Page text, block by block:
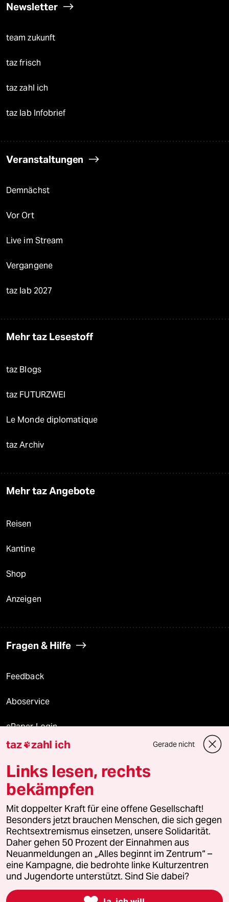
Newsletter
team zukunft
taz frisch
taz zahl ich
taz lab Infobrief
Veranstaltungen
Demnächst
Vor Ort
Live im Stream
Vergangene
taz lab 2027
Mehr taz Lesestoff
taz Blogs
taz FUTURZWEI
Le Monde diplomatique
taz Archiv
Mehr taz Angebote
Reisen
Kantine
Shop
Anzeigen
Fragen & Hilfe
Feedback
Aboservice
ePaper Login
Downloads für Abonnierende
© 2026 taz Verlags und Vertriebs GmbH
Alle Rechte vorbehalten. Bei rechtlichen Fragen oder für Genehmigungen
wenden Sie sich bitte an lizenzen@taz.de
Feedback Redaktionsstatut Kommune-Richtlinien
Leitlinie Informant Datenschutz Impressum AGB
Seitenwende Einwilligungen widerrufen (Ads)
taz zahl ich Gerade nicht
Links lesen, rechts
bekämpfen
Mit doppelter Kraft für eine offene Gesellschaft!
Besonders jetzt brauchen Menschen, die sich gegen
Rechtsextremismus einsetzen, unsere Solidarität.
Daher gehen 50 Prozent der Einnahmen aus
Neuanmeldungen an „Alles beginnt im Zentrum“ –
eine Kampagne, die bedrohte linke Kulturzentren
und Jugendorte unterstützt. Sind Sie dabei?